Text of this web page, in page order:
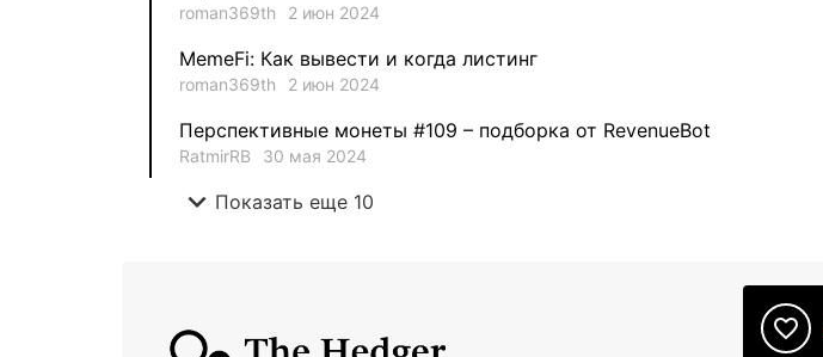
roman369th 2 июн 2024
MemeFi: Как вывести и когда листинг
roman369th 2 июн 2024
Перспективные монеты #109 – подборка от RevenueBot
RatmirRB 30 мая 2024
expand_more Показать еще 10
favorite_border